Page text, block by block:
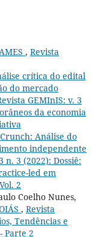
, Revista
crítica do edital
do mercado
GEMInIS: v. 3
da economia
Crunch: Análise do
independente
n. 3 (2022): Dossiê:
led em
2
Coelho Nunes,
, Revista
Tendências e
Parte 2